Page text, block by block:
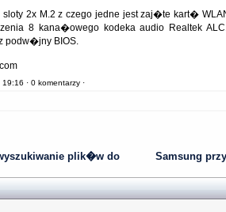
sloty 2x M.2 z czego jedne jest zaj�te kart�
8 kana�owego kodeka audio Realtek
podw�jny BIOS.
· 0 komentarzy ·
plik�w do
Samsung